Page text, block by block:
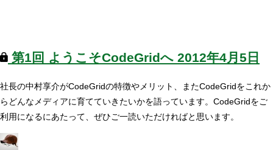
第1回 ようこそCodeGridへ 2012年4月5日
社長の中村享介がCodeGridの特徴やメリット、またCodeGridをこれか
らどんなメディアに育てていきたいかを語っています。CodeGridをご
利用になるにあたって、ぜひご一読いただければと思います。